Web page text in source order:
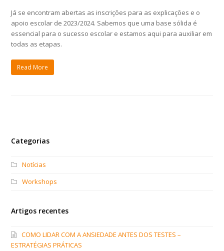
Já se encontram abertas as inscrições para as explicações e o
apoio escolar de 2023/2024. Sabemos que uma base sólida é
essencial para o sucesso escolar e estamos aqui para auxiliar em
todas as etapas.
Read More
Categorias
Notícias
Workshops
Artigos recentes
COMO LIDAR COM A ANSIEDADE ANTES DOS TESTES –
ESTRATÉGIAS PRÁTICAS